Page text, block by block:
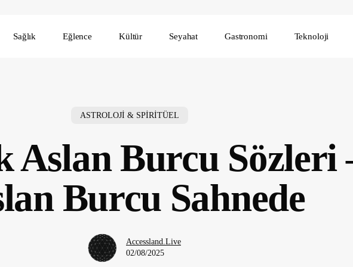
Sağlık Eğlence Kültür Seyahat Gastronomi Teknoloji
ASTROLOJİ & SPİRİTÜEL
Aslan Burcu Sözleri
Burcu Sahnede
Accessland.Live
02/08/2025